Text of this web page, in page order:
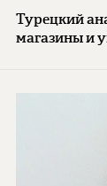
Турецкий
магазины и